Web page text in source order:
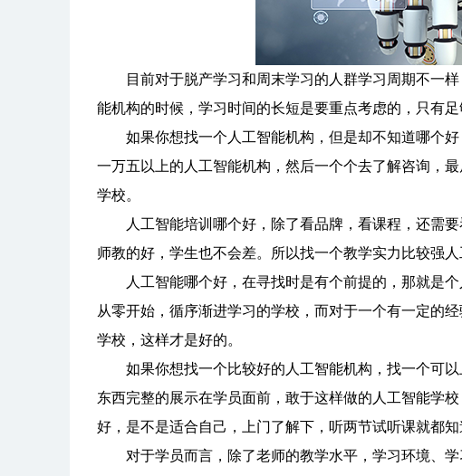
目前对于脱产学习和周末学习的人群学习周期不一样
能机构的时候，学习时间的长短是要重点考虑的，只有
如果你想找一个人工智能机构，但是却不知道哪个好
一万五以上的人工智能机构，然后一个个去了解咨询，
学校。
人工智能培训哪个好，除了看品牌，看课程，还需要
师教的好，学生也不会差。所以找一个教学实力比较强
人工智能哪个好，在寻找时是有个前提的，那就是个
从零开始，循序渐进学习的学校，而对于一个有一定的
学校，这样才是好的。
如果你想找一个比较好的人工智能机构，找一个可以
东西完整的展示在学员面前，敢于这样做的人工智能学
好，是不是适合自己，上门了解下，听两节试听课就都知
对于学员而言，除了老师的教学水平，学习环境、学